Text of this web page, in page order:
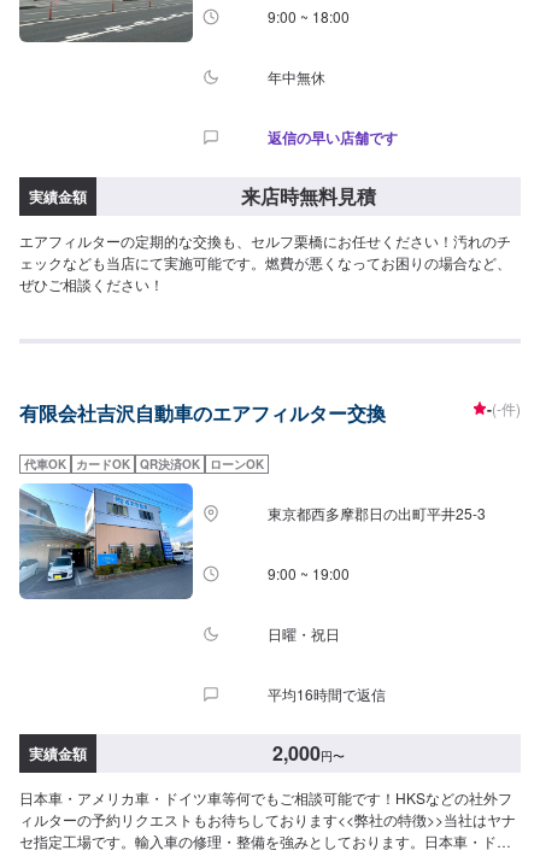
9:00 ~ 18:00
年中無休
返信の早い店舗です
実績金額 来店時無料見積
エアフィルターの定期的な交換も、セルフ栗橋にお任せください！汚れのチ
ェックなども当店にて実施可能です。燃費が悪くなってお困りの場合など、
ぜひご相談ください！
有限会社吉沢自動車のエアフィルター交換 -(-件)
代車OK カードOK QR決済OK ローンOK
東京都西多摩郡日の出町平井25-3
9:00 ~ 19:00
日曜・祝日
平均16時間で返信
実績金額 2,000円〜
日本車・アメリカ車・ドイツ車等何でもご相談可能です！HKSなどの社外フ
ィルターの予約リクエストもお待ちしております<<弊社の特徴>>当社はヤナ
セ指定工場です。輸入車の修理・整備を強みとしております。日本車・ドイ